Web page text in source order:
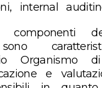
internal
componenti
Organismo
e